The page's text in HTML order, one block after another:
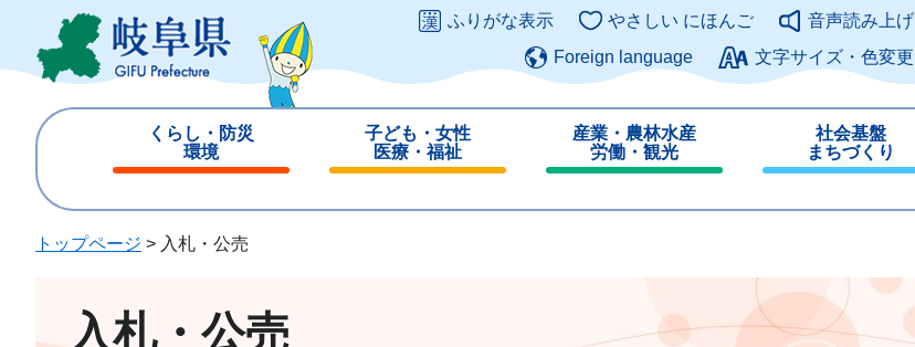
ジ
ュ
このページの本文へ
ふりがな表示 やさしい にほんご
音声読み上げ
Foreign language
文字サイズ・色変更
くらし・防災
環境
じ
子ども・女性
医療・福祉
じ
産業・農林水産
労働・観光
じ
社会基盤
まちづくり
じ
トップページ > 入札・公売
入札・公売